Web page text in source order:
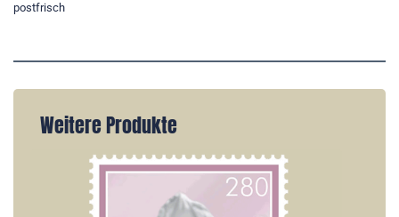
postfrisch
Weitere Produkte